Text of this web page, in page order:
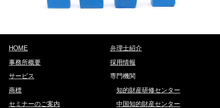
HOME
事務所概要
サービス
商標
セミナーのご案内
弁理士紹介
採用情報
専門機関
知的財産研修センター
中国知的財産センター